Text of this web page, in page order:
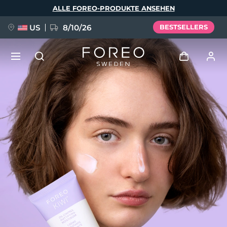
ALLE FOREO-PRODUKTE ANSEHEN
US 8/10/26 BESTSELLERS
Anmelden
Benutzerkonto
Meine Geräte
Meine Bestellungen
Meine Adressen
Meine Abonnements
NEU
FAQ™ Pure Beauty-Tech Elixir
BREAKING NEWS
issa™ Teeth Whitening Set
Sprache
English Deutsch
Español
Français
Italiano
Português
Polski
Svenska
Русский
Türkçe
简体中文 繁體中文